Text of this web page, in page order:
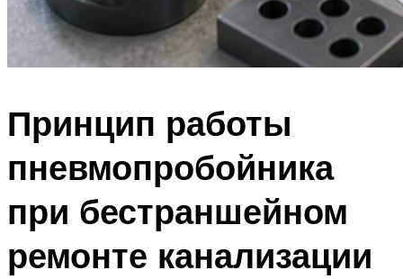
Принцип работы
пневмопробойника
при бестраншейном
ремонте канализации